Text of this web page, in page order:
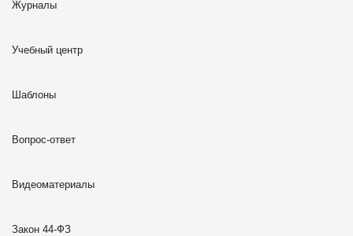
Журналы
Учебный центр
Шаблоны
Вопрос-ответ
Видеоматериалы
Закон 44-ФЗ